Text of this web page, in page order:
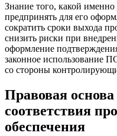
Знание того, какой
предпринять для его
сократить сроки выхода
снизить риски при
оформление
законное использование
со стороны
Правовая
соответствия
обеспечения